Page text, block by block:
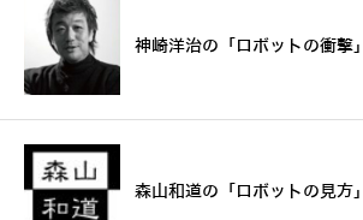
神崎洋治の「ロボットの衝撃」
森山和道の「ロボットの見方」